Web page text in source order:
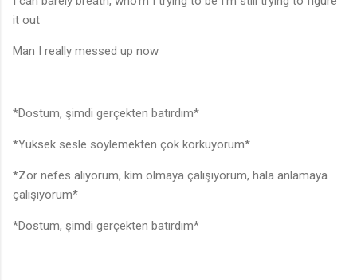
it out
Man I really messed up now
*Dostum, şimdi gerçekten batırdım*
*Yüksek sesle söylemekten çok korkuyorum*
*Zor nefes alıyorum, kim olmaya çalışıyorum, hala anlamaya
çalışıyorum*
*Dostum, şimdi gerçekten batırdım*